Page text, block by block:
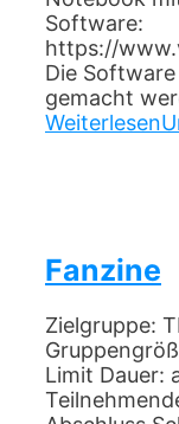
Software:
https://
Die
gemacht
Weiterlesen
Fanzine
Zielgruppe:
Limit Dauer: